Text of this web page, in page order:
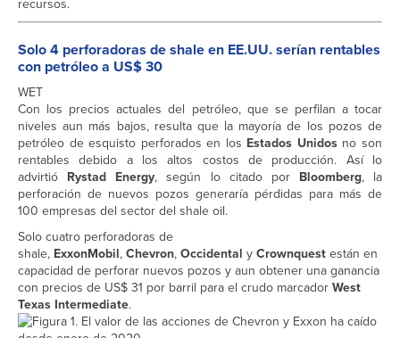
recursos.
Solo 4 perforadoras de shale en EE.UU. serían rentables
con petróleo a US$ 30
WET
Con los precios actuales del petróleo, que se perfilan a tocar
niveles aun más bajos, resulta que la mayoría de los pozos de
petróleo de esquisto perforados en los Estados Unidosno son
rentables debido a los altos costos de producción. Así lo
advirtió Rystad Energy, según lo citado por Bloomberg, la
perforación de nuevos pozos generaría pérdidas para más de
100 empresas del sector del shale oil.
Solo cuatro perforadoras de
shale, ExxonMobil,Chevron,Occidental yCrownquestestán en
capacidad de perforar nuevos pozos y aun obtener una ganancia
con precios de US$ 31 por barril para el crudo marcadorWest
Texas Intermediate.